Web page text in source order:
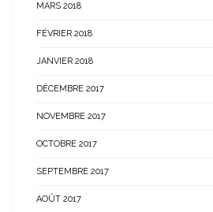
MARS 2018
FÉVRIER 2018
JANVIER 2018
DÉCEMBRE 2017
NOVEMBRE 2017
OCTOBRE 2017
SEPTEMBRE 2017
AOÛT 2017